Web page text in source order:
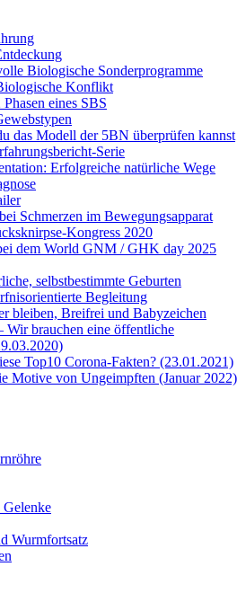
Biologische Sonderprogramme
Konflikt
eines SBS
das Modell der 5BN überprüfen kannst
Serie
Erfolgreiche natürliche Wege
Schmerzen im Bewegungsapparat
Kongress 2020
dem World GNM / GHK day 2025
selbstbestimmte Geburten
Begleitung
bleiben, Breifrei und Babyzeichen
Wir brauchen eine öffentliche
Top10 Corona-Fakten? (23.01.2021)
Motive von Ungeimpften (Januar 2022)
Wurmfortsatz